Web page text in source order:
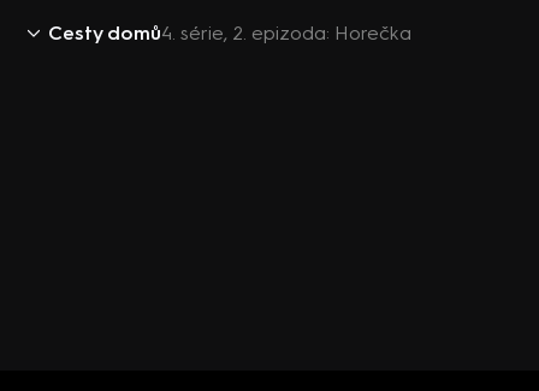
Cesty domů4. série, 2. epizoda: Horečka